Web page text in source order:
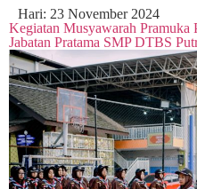
Hari: 23 November 2024
Kegiatan Musyawarah Pramuka
Jabatan Pratama SMP DTBS